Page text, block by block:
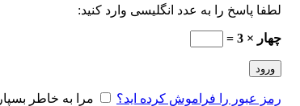
لطفا پاسخ را به عدد انگلیسی وارد کنید:
چهار × 3 =
ورود
رمز عبور را فراموش کرده اید؟ مرا به خاطر بسپار